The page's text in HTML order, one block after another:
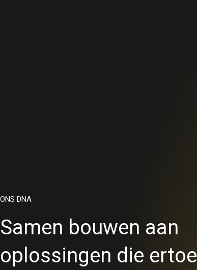
ONS DNA
Samen bouwen aan
oplossingen die ertoe